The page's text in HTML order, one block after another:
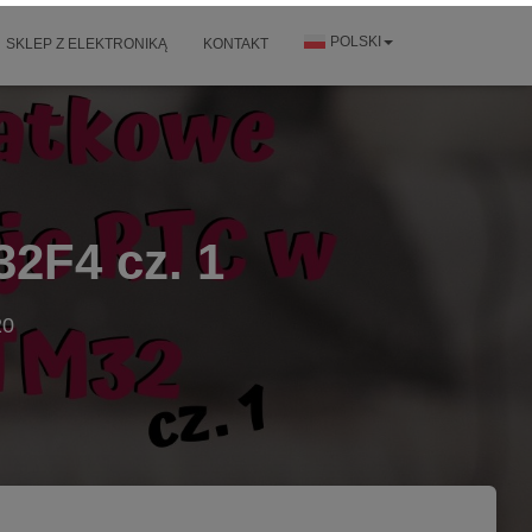
SKLEP Z ELEKTRONIKĄ KONTAKT POLSKI
cz. 1